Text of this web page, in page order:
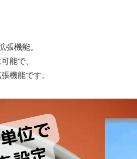
張機能。
能で、
機能です。